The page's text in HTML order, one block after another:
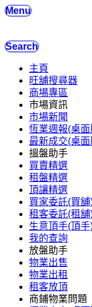
Menu
Search
主頁
旺舖搜尋器
商場專區
市場資訊
市場新聞
恆業週報(桌面
最新成交(桌面
搵盤助手
買賣精選
租盤精選
頂讓精選
買家委託(買舖
租客委託(租舖
生意頂手(頂手
我的查詢
放盤助手
物業出售
物業出租
租客放頂
商鋪物業問題